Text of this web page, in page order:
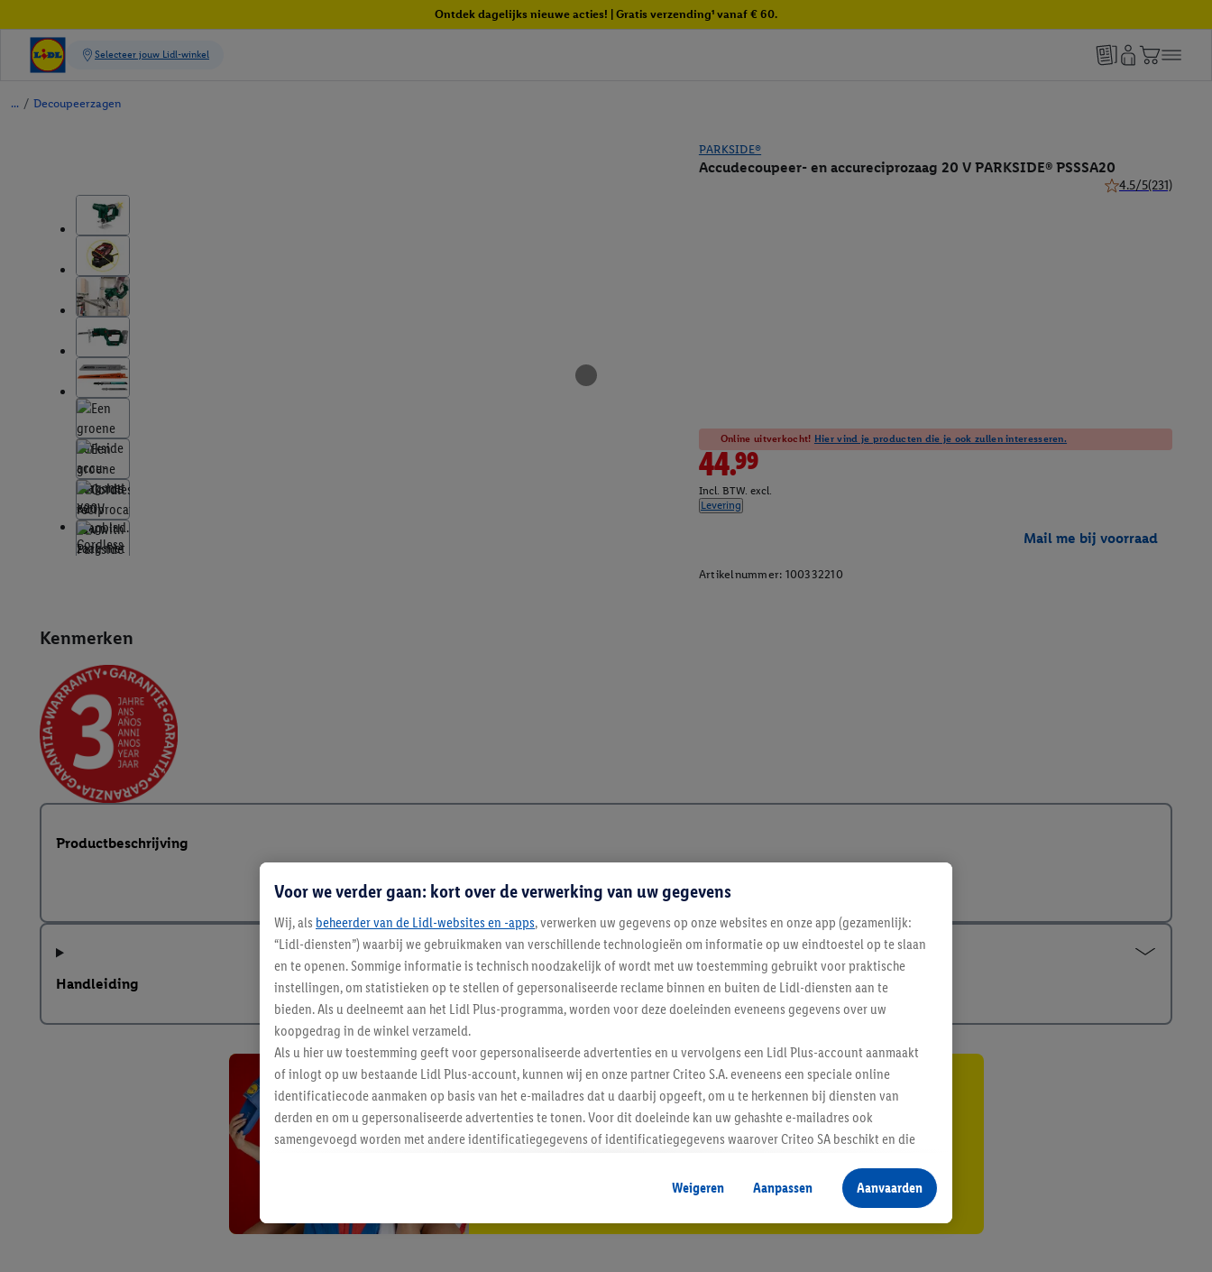
Ontdek dagelijks nieuwe acties! | Gratis verzending¹ vanaf € 60.
/ Decoupeerzagen
PARKSIDE®
Accudecoupeer- en accureciprozaag 20 V PARKSIDE® PSSSA20
4.5/5(231)
Kenmerken
Online uitverkocht! Hier vind je producten die je ook zullen interesseren.
44.99
Incl. BTW. excl.
Levering
Mail me bij voorraad
Artikelnummer: 100332210
Productbeschrijving
Handleiding
Blijf op de hoogte
Schrijf je in op de newsletter
Inschrijven
Voor we verder gaan: kort over de verwerking van uw gegevens
Wij, als beheerder van de Lidl-websites en -apps, verwerken uw gegevens op onze websites en onze app (gezamenlijk:
“Lidl-diensten”) waarbij we gebruikmaken van verschillende technologieën om informatie op uw eindtoestel op te slaan
en te openen. Sommige informatie is technisch noodzakelijk of wordt met uw toestemming gebruikt voor praktische
instellingen, om statistieken op te stellen of gepersonaliseerde reclame binnen en buiten de Lidl-diensten aan te
bieden. Als u deelneemt aan het Lidl Plus-programma, worden voor deze doeleinden eveneens gegevens over uw
koopgedrag in de winkel verzameld.
Als u hier uw toestemming geeft voor gepersonaliseerde advertenties en u vervolgens een Lidl Plus-account aanmaakt
of inlogt op uw bestaande Lidl Plus-account, kunnen wij en onze partner Criteo S.A. eveneens een speciale online
identificatiecode aanmaken op basis van het e-mailadres dat u daarbij opgeeft, om u te herkennen bij diensten van
derden en om u gepersonaliseerde advertenties te tonen. Voor dit doeleinde kan uw gehashte e-mailadres ook
samengevoegd worden met andere identificatiegegevens of identificatiegegevens waarover Criteo SA beschikt en die
Als u hiermee akkoord gaat, kunnen advertenties in het kader van retargeting, d.w.z. advertenties voor producten waarin
u interesse hebt getoond (bijvoorbeeld door het product in de webshop aan uw winkelmandje toe te voegen, maar het
niet te kopen), ook op verschillende apparaten en verschillende Lidl-diensten worden weergegeven als er met behulp
Weigeren Aanpassen Aanvaarden